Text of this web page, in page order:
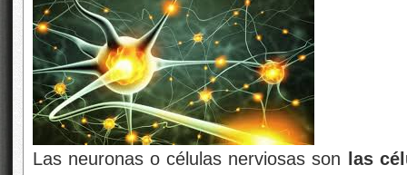
Las neuronas o células nerviosas son las